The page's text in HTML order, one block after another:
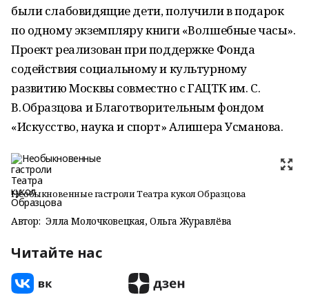
были слабовидящие дети, получили в подарок
по одному экземпляру книги «Волшебные часы».
Проект реализован при поддержке Фонда
содействия социальному и культурному
развитию Москвы совместно с ГАЦТК им. С.
В. Образцова и Благотворительным фондом
«Искусство, наука и спорт» Алишера Усманова.
Необыкновенные гастроли Театра кукол Образцова
Автор: Элла Молочковецкая, Ольга Журавлёва
Читайте нас